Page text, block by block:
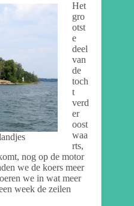
Het
gro
otst
e
deel
van
de
toch
t
verd
er
oost
waa
rts,
nog op de motor
we de koers meer
we in wat meer
week de zeilen